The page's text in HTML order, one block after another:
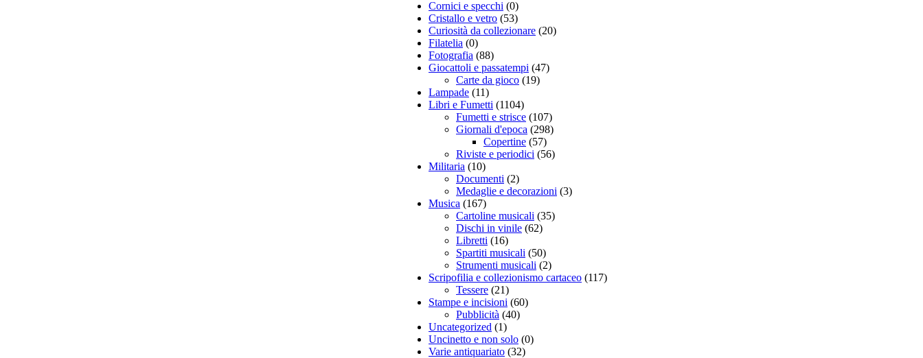
Cornici e specchi (0)
Cristallo e vetro (53)
Curiosità da collezionare (20)
Filatelia (0)
Fotografia (88)
Giocattoli e passatempi (47)
Carte da gioco (19)
Lampade (11)
Libri e Fumetti (1104)
Fumetti e strisce (107)
Giornali d'epoca (298)
Copertine (57)
Riviste e periodici (56)
Militaria (10)
Documenti (2)
Medaglie e decorazioni (3)
Musica (167)
Cartoline musicali (35)
Dischi in vinile (62)
Libretti (16)
Spartiti musicali (50)
Strumenti musicali (2)
Scripofilia e collezionismo cartaceo (117)
Tessere (21)
Stampe e incisioni (60)
Pubblicità (40)
Uncategorized (1)
Uncinetto e non solo (0)
Varie antiquariato (32)